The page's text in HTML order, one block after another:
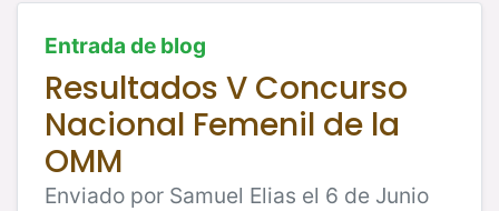
Entrada de blog
Resultados V Concurso
Nacional Femenil de la
OMM
Enviado por Samuel Elias el 6 de Junio